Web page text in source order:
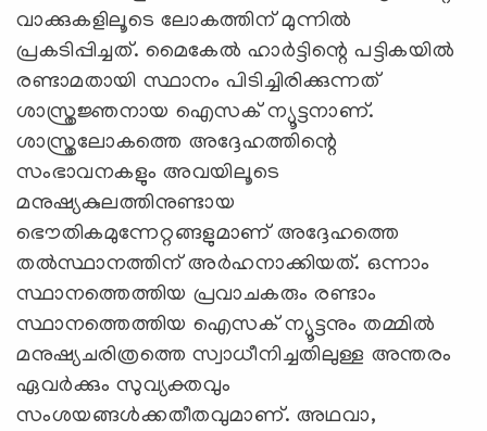
വാക്കുകളിലൂടെ ലോകത്തിന് മുന്നില്‍
പ്രകടിപ്പിച്ചത്. മൈകേല്‍ ഹാര്‍ട്ടിന്റെ പട്ടികയില്‍
രണ്ടാമതായി സ്ഥാനം പിടിച്ചിരിക്കുന്നത്
ശാസ്ത്രജ്ഞനായ ഐസക് ന്യൂട്ടനാണ്.
ശാസ്ത്രലോകത്തെ അദ്ദേഹത്തിന്റെ
സംഭാവനകളും അവയിലൂടെ
മനുഷ്യകുലത്തിനുണ്ടായ
ഭൌതികമുന്നേറ്റങ്ങളുമാണ് അദ്ദേഹത്തെ
തല്‍സ്ഥാനത്തിന് അര്‍ഹനാക്കിയത്. ഒന്നാം
സ്ഥാനത്തെത്തിയ പ്രവാചകരും രണ്ടാം
സ്ഥാനത്തെത്തിയ ഐസക് ന്യൂട്ടനും തമ്മില്‍
മനുഷ്യചരിത്രത്തെ സ്വാധീനിച്ചതിലുള്ള അന്തരം
ഏവര്‍ക്കും സുവ്യക്തവും
സംശയങ്ങള്‍ക്കതീതവുമാണ്. അഥവാ,